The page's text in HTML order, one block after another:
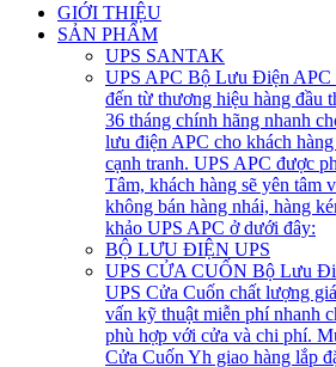
GIỚI THIỆU
SẢN PHẨM
UPS SANTAK
UPS APC Bộ Lưu Điện APC
đến từ thương hiệu hàng đầu
36 tháng chính hãng nhanh
lưu điện APC cho khách
cạnh tranh. UPS APC được
Tâm, khách hàng sẽ yên tâm
không bán hàng nhái, hàng
khảo UPS APC ở dưới đây:
BỘ LƯU ĐIỆN UPS
UPS CỬA CUỐN Bộ Lưu
UPS Cửa Cuốn chất lượng
vấn kỹ thuật miễn phí nhanh
phù hợp với cửa và chi phí.
Cửa Cuốn Yh giao hàng lắp